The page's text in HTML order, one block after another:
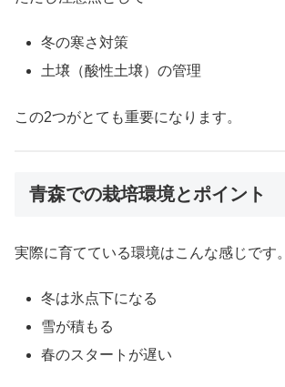
冬の寒さ対策
土壌（酸性土壌）の管理
この2つがとても重要になります。
青森での栽培環境とポイント
実際に育てている環境はこんな感じです。
冬は氷点下になる
雪が積もる
春のスタートが遅い